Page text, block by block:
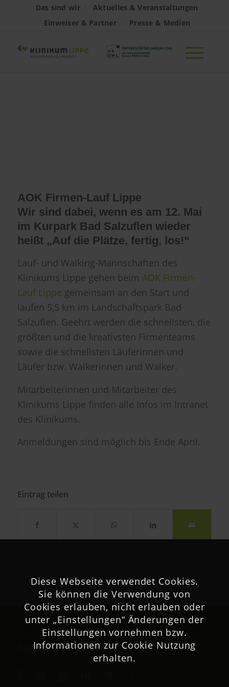
Das sind wir
Aktuelles & Veranstaltungen
Einweiser & Partner
Presse & Medien
AOK Firmen-Lauf Lippe
Wir sind dabei, wenn es am 12. Mai
im Kurpark Bad Salzuflen wieder
heißt „Auf die Plätze, fertig, los!“
Lauf- und Walking-Mannschaften des
Klinikums Lippe gehen beim AOK Firmen-
Lauf Lippe gemeinsam an den Start und
laufen 5,5 km im Landschaftspark Bad
Salzuflen. Geehrt werden die schnellsten, die
größten und die kreativsten Firmenteams
sowie die schnellsten Läuferinnen und
Läufer bzw. Walkerinnen und Walker.
Mitarbeiterinnen und Mitarbeiter des
Klinikums Lippe finden alle Infos im Intranet
des Klinikums.
Anmeldungen sind möglich bis Ende April.
Eintrag teilen
Netzwerk
Diese Webseite verwendet Cookies.
Sie können die Verwendung von
Cookies erlauben, nicht erlauben oder
unter „Einstellungen“ Änderungen der
Einstellungen vornehmen bzw.
Informationen zur Cookie Nutzung
erhalten.